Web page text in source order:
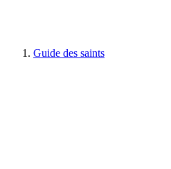
Guide des saints